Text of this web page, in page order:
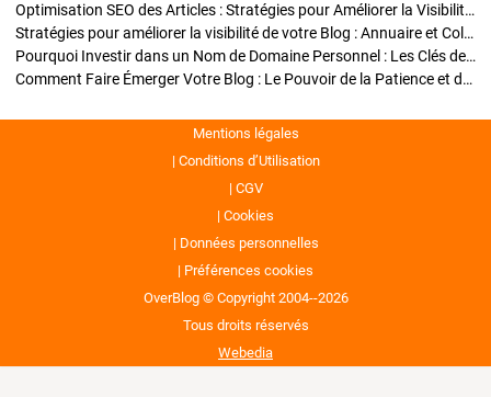
Optimisation SEO des Articles : Stratégies pour Améliorer la Visibilité de Votre Blog
Stratégies pour améliorer la visibilité de votre Blog : Annuaire et Collaborations
Pourquoi Investir dans un Nom de Domaine Personnel : Les Clés de la Réussite de Votre Blog
Comment Faire Émerger Votre Blog : Le Pouvoir de la Patience et de la Persévérance
Mentions légales
Conditions d’Utilisation
CGV
Cookies
Données personnelles
Préférences cookies
OverBlog © Copyright 2004--2026
Tous droits réservés
Webedia